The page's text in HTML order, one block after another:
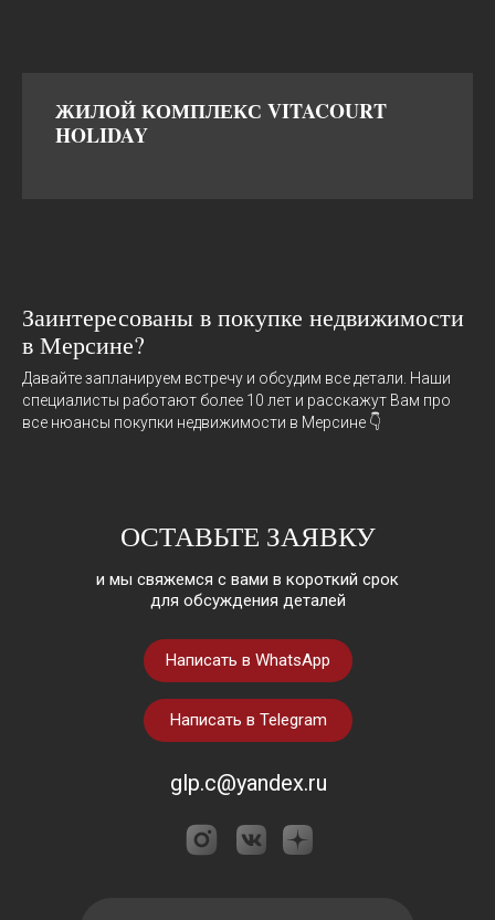
ЖИЛОЙ КОМПЛЕКС VITACOURT
HOLIDAY
Заинтересованы в покупке недвижимости
в Мерсине?
Давайте запланируем встречу и обсудим все детали. Наши
специалисты работают более 10 лет и расскажут Вам про
все нюансы покупки недвижимости в Мерсине 👇
ОСТАВЬТЕ ЗАЯВКУ
и мы свяжемся с вами в короткий срок
для обсуждения деталей
glp.c@yandex.ru
Написать в WhatsApp
Написать в Telegram